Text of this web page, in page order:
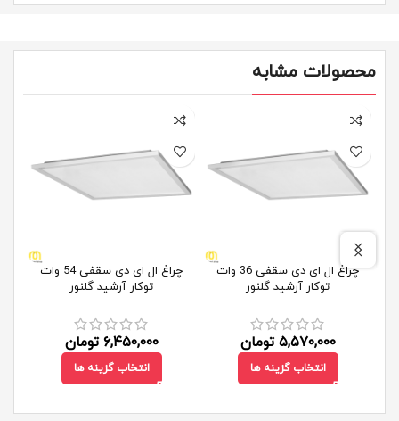
محصولات مشابه
چراغ ال ای دی سقفی 36 وات
توکار آرشید گلنور
۵,۵۷۰,۰۰۰ تومان
انتخاب گزینه ها
چراغ ال ای دی سقفی 54 وات
توکار آرشید گلنور
۶,۴۵۰,۰۰۰ تومان
انتخاب گزینه ها